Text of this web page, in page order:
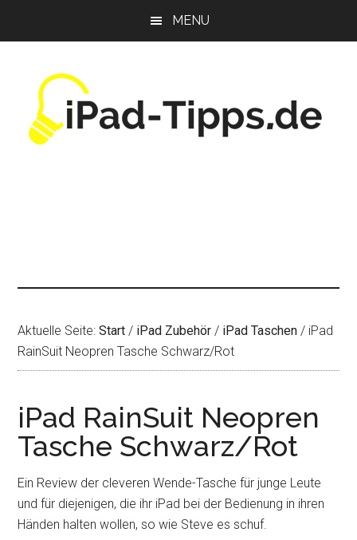
MENU
Aktuelle Seite:Start / iPad Zubehör / iPad Taschen / iPad
RainSuit Neopren Tasche Schwarz/Rot
iPad RainSuit Neopren
Tasche Schwarz/Rot
Ein Review der cleveren Wende-Tasche für junge Leute
und für diejenigen, die ihr iPad bei der Bedienung in ihren
Händen halten wollen, so wie Steve es schuf.